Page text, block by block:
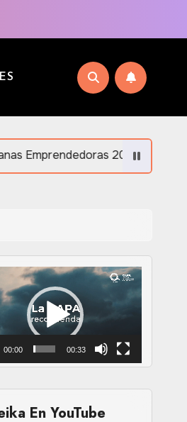
2026” en Orlando en apoyo
00:00 00:33
En YouTube